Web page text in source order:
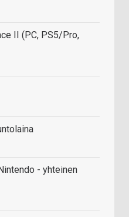
II (PC, PS5/Pro,
- yhteinen